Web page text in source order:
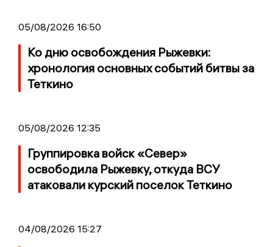
05/08/2026 16:50
Ко дню освобождения Рыжевки:
хронология основных событий битвы за
Теткино
05/08/2026 12:35
Группировка войск «Север»
освободила Рыжевку, откуда ВСУ
атаковали курский поселок Теткино
04/08/2026 15:27